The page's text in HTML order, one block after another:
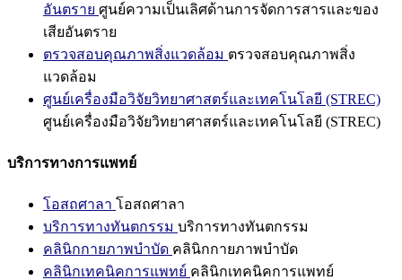
อันตราย ศูนย์ความเป็นเลิศด้านการจัดการสารและของ
เสียอันตราย
ตรวจสอบคุณภาพสิ่งแวดล้อม ตรวจสอบคุณภาพสิ่ง
แวดล้อม
ศูนย์เครื่องมือวิจัยวิทยาศาสตร์และเทคโนโลยี (STREC)
ศูนย์เครื่องมือวิจัยวิทยาศาสตร์และเทคโนโลยี (STREC)
บริการทางการแพทย์
โอสถศาลา โอสถศาลา
บริการทางทันตกรรม บริการทางทันตกรรม
คลินิกกายภาพบำบัด คลินิกกายภาพบำบัด
คลินิกเทคนิคการแพทย์ คลินิกเทคนิคการแพทย์